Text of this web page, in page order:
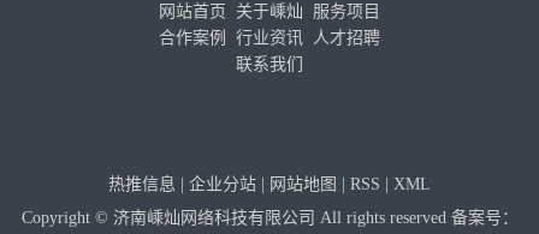
网站首页 关于嵊灿
服务项目
合作案例
行业资讯
人才招聘
联系我们
热推信息 | 企业分站 | 网站地图 | RSS | XML
Copyright © 济南嵊灿网络科技有限公司 All rights reserved 备案号：